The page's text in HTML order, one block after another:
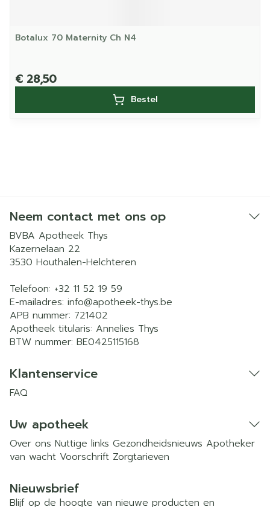
Botalux 70 Maternity Ch N4
€ 28,50
Bestel
Neem contact met ons op
BVBA Apotheek Thys
Kazernelaan 22
3530 Houthalen-Helchteren
Telefoon: +32 11 52 19 59
E-mailadres: info@apotheek-thys.be
APB nummer: 721402
Apotheek titularis: Annelies Thys
BTW nummer: BE0425115168
Klantenservice
FAQ
Uw apotheek
Over ons Nuttige links Gezondheidsnieuws Apotheker
van wacht Voorschrift Zorgtarieven
Nieuwsbrief
Blijf op de hoogte van nieuwe producten en